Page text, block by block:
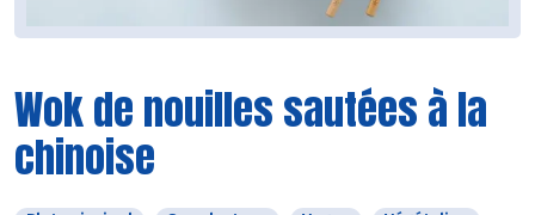
Wok de nouilles sautées à la
chinoise